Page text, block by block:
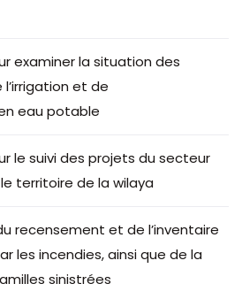
examiner la situation des
et de
eau potable
le suivi des projets du secteur
territoire de la wilaya
recensement et de l’inventaire
les incendies, ainsi que de la
sinistrées